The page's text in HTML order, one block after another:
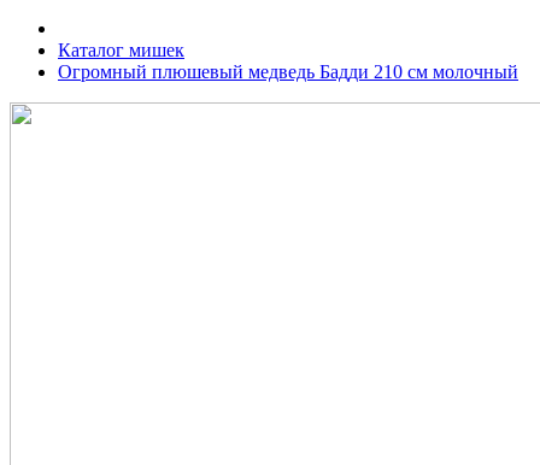
Каталог мишек
Огромный плюшевый медведь Бадди 210 см молочный